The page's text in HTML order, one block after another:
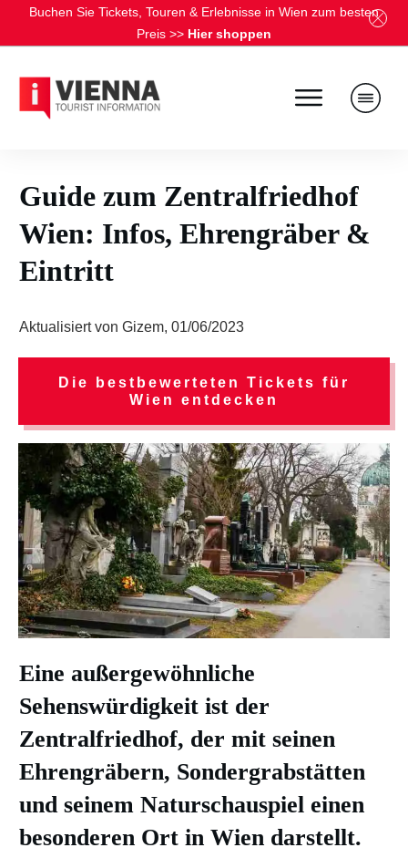
Guide zum Zentralfriedhof
Wien: Infos, Ehrengräber &
Eintritt
Aktualisiert von Gizem, 01/06/2023
Die bestbewerteten Tickets für
Wien entdecken
Eine außergewöhnliche
Sehenswürdigkeit ist der
Zentralfriedhof, der mit seinen
Ehrengräbern, Sondergrabstätten
und seinem Naturschauspiel einen
besonderen Ort in Wien darstellt.
Buchen Sie Tickets, Touren & Erlebnisse in Wien zum besten
Preis >> Hier shoppen